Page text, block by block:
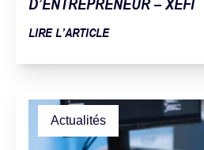
D’ENTREPRENEUR – XEFI
LIRE L’ARTICLE
Actualités